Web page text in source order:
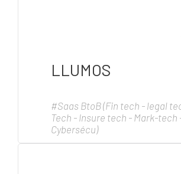
LLUMOS
#Saas BtoB (Fin tech - legal
Tech - Insure tech - Mark-tech
Cybersécu)